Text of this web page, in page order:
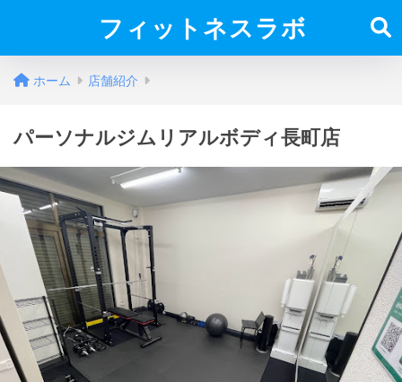
フィットネスラボ
ホーム 店舗紹介
パーソナルジムリアルボディ長町店